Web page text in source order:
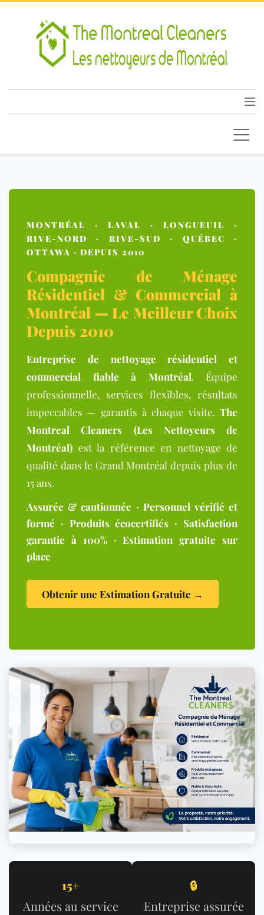
MONTRÉAL · LAVAL · LONGUEUIL ·
RIVE-NORD · RIVE-SUD · QUÉBEC ·
OTTAWA · DEPUIS 2010
Compagnie de Ménage
Résidentiel & Commercial à
Montréal — Le Meilleur Choix
Depuis 2010
Entreprise de nettoyage résidentiel et
commercial fiable à Montréal. Équipe
professionnelle, services flexibles, résultats
impeccables — garantis à chaque visite. The
Montreal Cleaners (Les Nettoyeurs de
Montréal) est la référence en nettoyage de
qualité dans le Grand Montréal depuis plus de
15 ans.
Assurée & cautionnée · Personnel vérifié et
formé · Produits écocertifiés · Satisfaction
garantie à 100% · Estimation gratuite sur
place
Obtenir une Estimation Gratuite →
15+
Années au service
🔒
Entreprise assurée